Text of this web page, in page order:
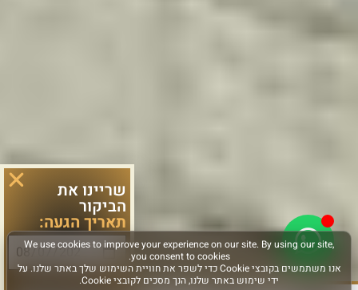
שריינו את
הביקור
תאריך הגעה:
סוג פעילות: